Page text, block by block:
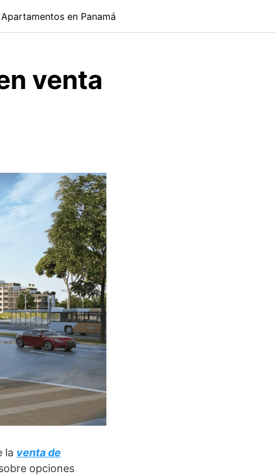
Apartamentos en Panamá
venta
la venta de
opciones